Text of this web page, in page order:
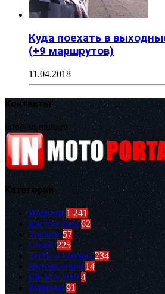
Куда поехать в
(+9 маршрутов)
11.04.2018
Контакты
info@in-moto.ru
Категории
Новости 1 241
Кастом зона 62
Youtube 57
Спорт 225
Тесты и обзоры 234
Путешествия 14
EICMA2019 4
Рубрики 91